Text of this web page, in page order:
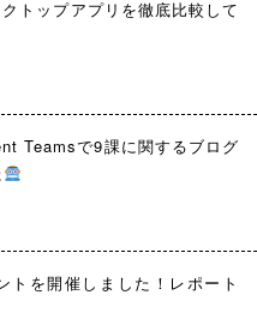
トップアプリを徹底比較して
Teamsで9課に関するブログ
トを開催しました！レポート